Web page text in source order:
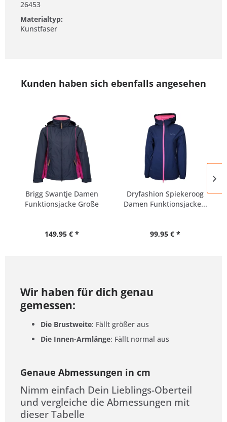
26453
Materialtyp:
Kunstfaser
Kunden haben sich ebenfalls angesehen
Brigg Swantje Damen
Funktionsjacke Große
149,95 € *
Dryfashion Spiekeroog
Damen Funktionsjacke...
99,95 € *
Wir haben für dich genau
gemessen:
Die Brustweite: Fällt größer aus
Die Innen-Armlänge: Fällt normal aus
Genaue Abmessungen in cm
Nimm einfach Dein Lieblings-Oberteil
und vergleiche die Abmessungen mit
dieser Tabelle